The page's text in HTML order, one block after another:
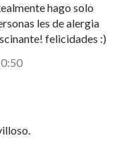
hago solo
les de alergia
felicidades :)